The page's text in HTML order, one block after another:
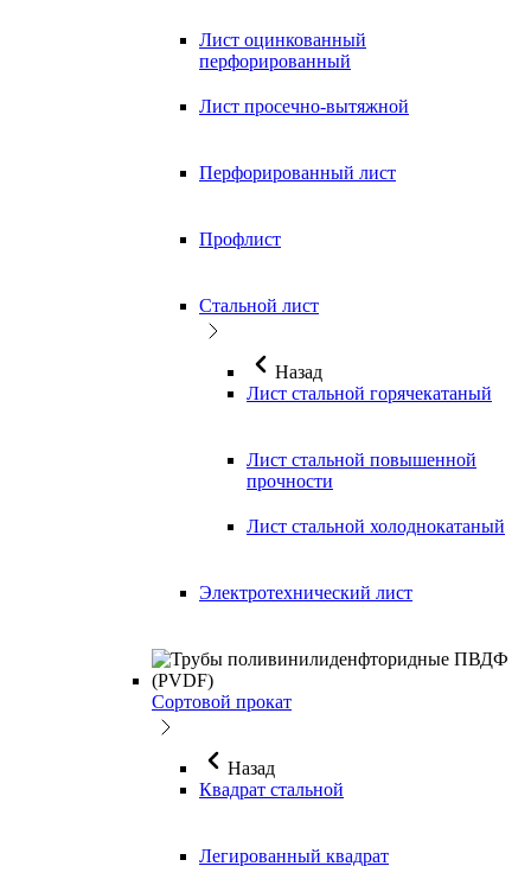
Лист оцинкованный
перфорированный
Лист просечно-вытяжной
Перфорированный лист
Профлист
Стальной лист
Назад
Лист стальной горячекатаный
Лист стальной повышенной
прочности
Лист стальной холоднокатаный
Электротехнический лист
Сортовой прокат
Назад
Квадрат стальной
Легированный квадрат